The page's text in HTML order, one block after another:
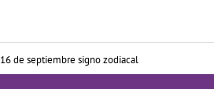
16 de septiembre signo zodiacal